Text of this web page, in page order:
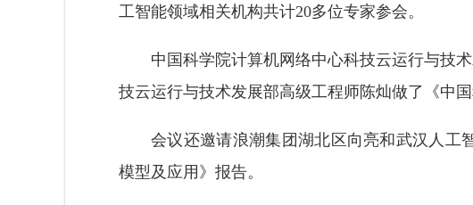
工智能领域相关机构共计20多位专家参会。
中国科学院计算机网络中心科技云运行与技
技云运行与技术发展部高级工程师陈灿做了《中国
会议还邀请浪潮集团湖北区向亮和武汉人工
模型及应用》报告。